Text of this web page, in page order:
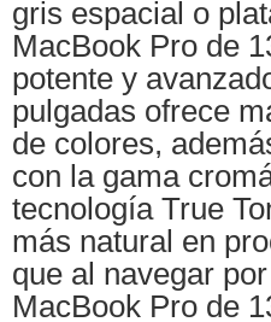
gris espacial o
MacBook Pro de
potente y
pulgadas ofrece
de colores,
con la gama
tecnología True
más natural en
que al navegar
MacBook Pro de